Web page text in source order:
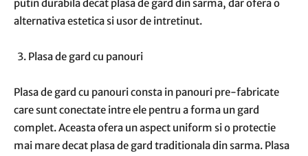
putin durabila decat plasa de gard din sarma, dar ofera o
alternativa estetica si usor de intretinut.
Plasa de gard cu panouri
Plasa de gard cu panouri consta in panouri pre-fabricate
care sunt conectate intre ele pentru a forma un gard
complet. Aceasta ofera un aspect uniform si o protectie
mai mare decat plasa de gard traditionala din sarma. Plasa